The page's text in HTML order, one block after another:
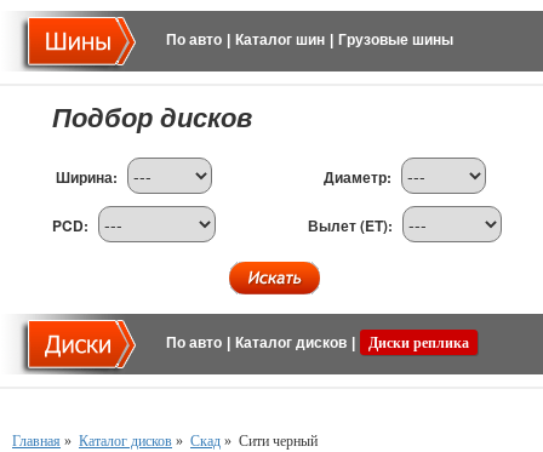
По авто Каталог шин Грузовые шины
Подбор дисков
Ширина: Диаметр:
PCD: Вылет (ET):
По авто Каталог дисков Диски реплика
Главная » Каталог дисков » Скад » Сити черный